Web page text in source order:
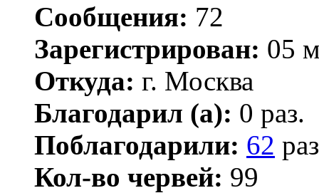
Сообщения: 72
Зарегистрирован: 05
Откуда: г. Москва
Благодарил (а): 0 раз.
Поблагодарили: 62
Кол-во червей: 99